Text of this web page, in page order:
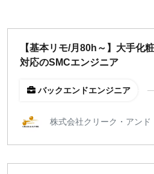
出社のみ
特徴
直接契約
新規事業
【基本リモ/月80h～】大手化
対応のSMCエンジニア
バックエンドエンジニア
株式会社クリーク・アンド